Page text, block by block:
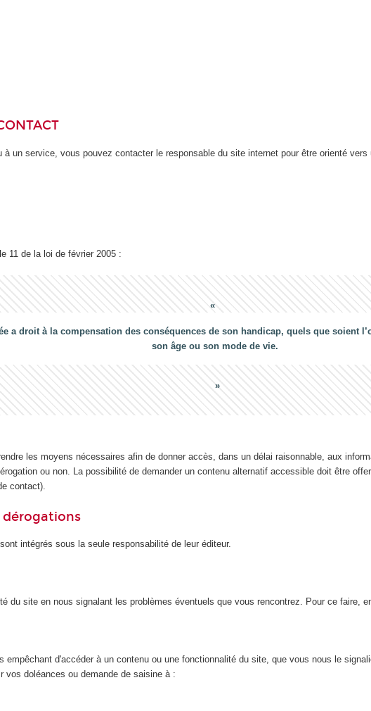
à un service, vous pouvez contacter le responsable du site internet pour être orienté
11 de la loi de février 2005 :
a droit à la compensation des conséquences de son handicap, quels que soient
son âge ou son mode de vie.
les moyens nécessaires afin de donner accès, dans un délai raisonnable, aux
ou non. La possibilité de demander un contenu alternatif accessible doit être
contact).
dérogations
intégrés sous la seule responsabilité de leur éditeur.
du site en nous signalant les problèmes éventuels que vous rencontrez. Pour ce faire,
d'accéder à un contenu ou une fonctionnalité du site, que vous nous le
vos doléances ou demande de saisine à :